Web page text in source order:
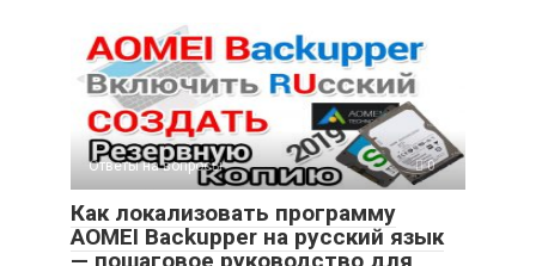
Ответы на вопросы 0
Как локализовать программу
AOMEI Backupper на русский язык